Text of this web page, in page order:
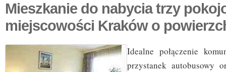
Mieszkanie do nabycia trzy
miejscowości Kraków o
Idealne połączenie
przystanek autobusowy